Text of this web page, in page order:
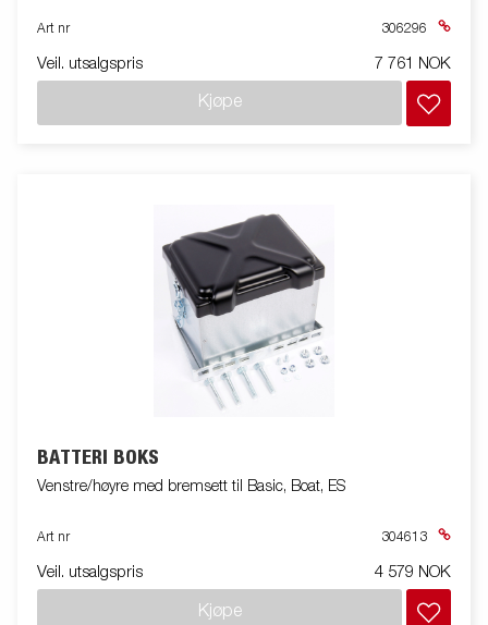
Art nr 306296
Veil. utsalgspris 7 761 NOK
Kjøpe
BATTERI BOKS
Venstre/høyre med bremsett til Basic, Boat, ES
Art nr 304613
Veil. utsalgspris 4 579 NOK
Kjøpe